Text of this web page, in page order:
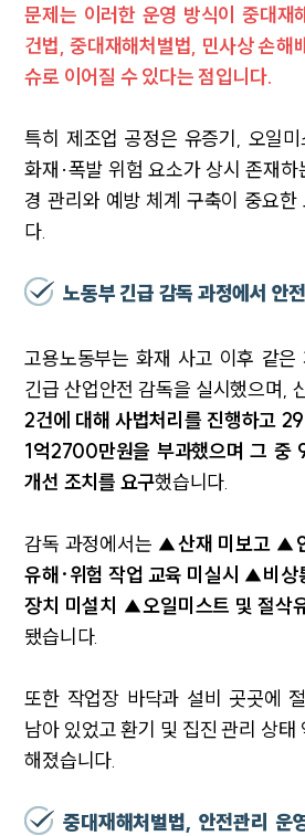
문제는 이러한 운영 방식이 중대재
건법, 중대재해처벌법, 민사상 손해
슈로 이어질 수 있다는 점입니다.
특히 제조업 공정은 유증기, 오일
화재·폭발 위험 요소가 상시 존재
경 관리와 예방 체계 구축이 중요한
다.
노동부 긴급 감독 과정에서 안
고용노동부는 화재 사고 이후 같
긴급 산업안전 감독을 실시했으며,
2건에 대해 사법처리를 진행하고
1억2700만원을 부과했으며 그 중
개선 조치를 요구했습니다.
감독 과정에서는 ▲산재 미보고 ▲
유해·위험 작업 교육 미실시 ▲비
장치 미설치 ▲오일미스트 및 절삭
됐습니다.
또한 작업장 바닥과 설비 곳곳에
남아 있었고 환기 및 집진 관리 상태
해졌습니다.
중대재해처벌법, 안전관리 운